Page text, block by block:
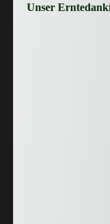
Unser